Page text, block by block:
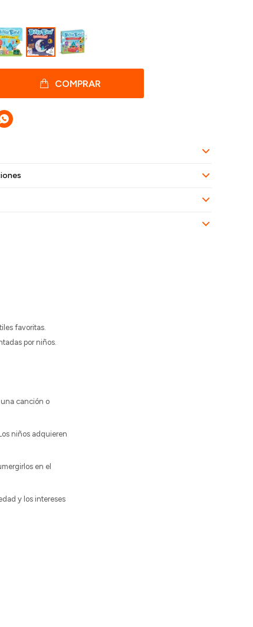
COMPRAR

favoritas.
por niños.
canción o
niños adquieren
en el
y los intereses